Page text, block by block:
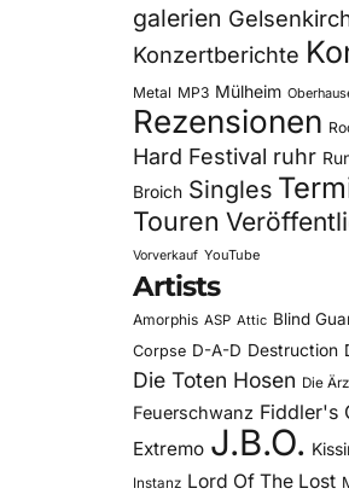
galerien
Konzertberichte
Metal MP3 Mülheim
Rezensionen
Hard Festival ruhr
Broich Singles
Touren
Vorverkauf YouTube
Artists
Amorphis ASP Attic Blind
Corpse D-A-D Destruction
Die Toten Hosen Die
Feuerschwanz Fiddler's
Extremo J.B.O.
Instanz Lord Of The Lost